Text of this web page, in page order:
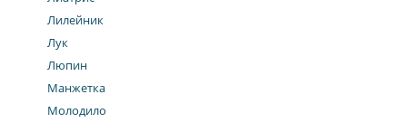
Лилейник
Лук
Люпин
Манжетка
Молодило